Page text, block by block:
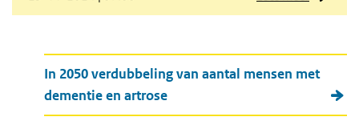
Meer nieuws
In 2050 verdubbeling van aantal mensen met
dementie en artrose